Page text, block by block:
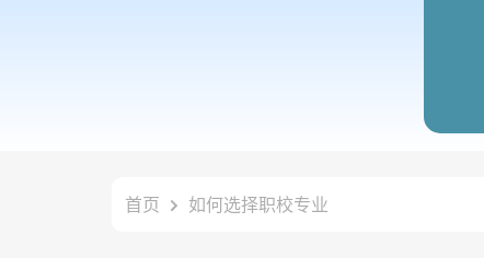
首页 如何选择职校专业